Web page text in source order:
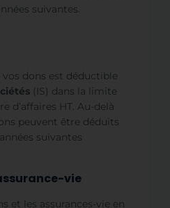
suivantes.
dons est déductible
(IS) dans la limite
d’affaires HT. Au-delà
peuvent être déduits
suivantes
vie
et les assurances-vie en